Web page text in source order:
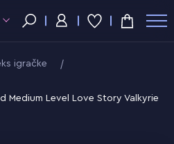
igračke
Medium Level Love Story Valkyrie